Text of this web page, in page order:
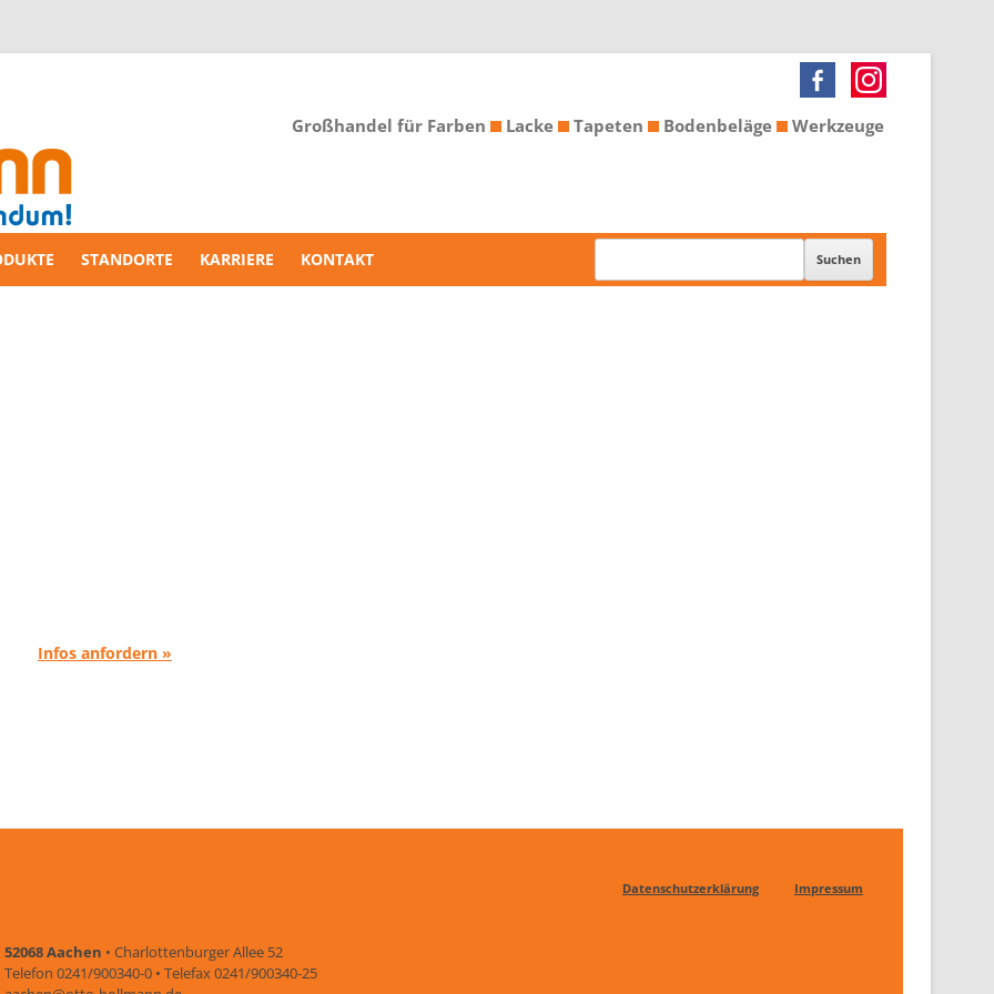
Großhandel für Farben Lacke Tapeten Bodenbeläge Werkzeuge
STANDORTE KARRIERE KONTAKT
Infos anfordern »
Datenschutzerklärung Impressum
52068 Aachen • Charlottenburger Allee 52
Telefon 0241/900340-0 • Telefax 0241/900340-25